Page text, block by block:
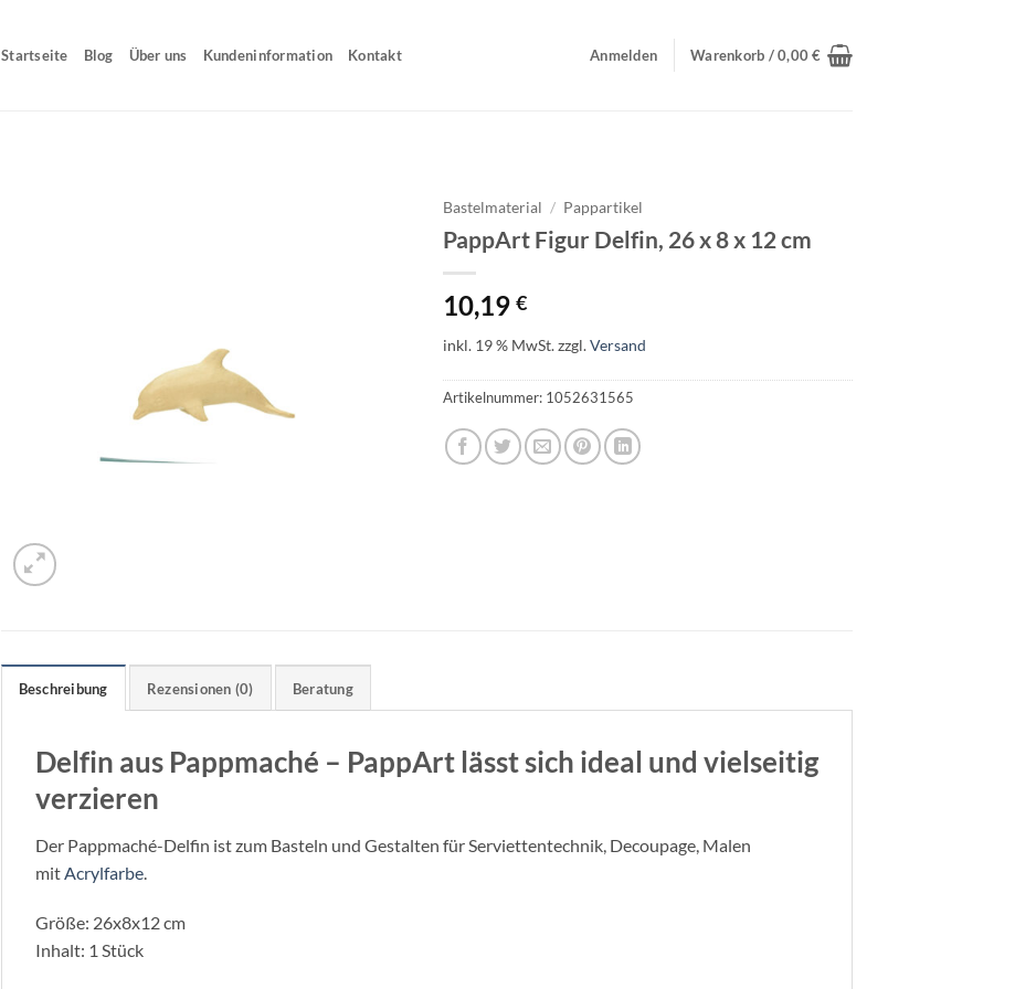
Startseite Blog Über uns Kundeninformation Kontakt Anmelden Warenkorb /0,00€
Bastelmaterial / Pappartikel
PappArt Figur Delfin, 26 x 8 x 12 cm
10,19€
inkl. 19 % MwSt.zzgl.Versand
Artikelnummer: 1052631565
Beschreibung Rezensionen (0) Beratung
Delfin aus Pappmaché – PappArt lässt sich ideal und vielseitig
verzieren
Der Pappmaché-Delfin ist zum Basteln und Gestalten für Serviettentechnik, Decoupage, Malen
mit Acrylfarbe.
Größe: 26x8x12 cm
Inhalt: 1 Stück